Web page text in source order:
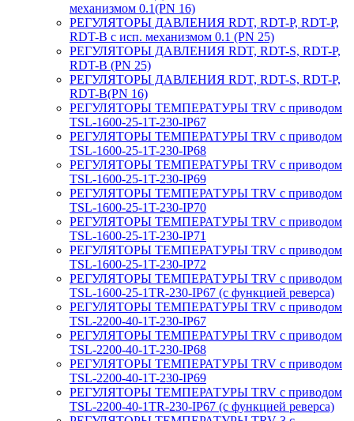
механизмом 0.1(PN 16)
РЕГУЛЯТОРЫ ДАВЛЕНИЯ RDT, RDT-P, RDT-P,
RDT-B с исп. механизмом 0.1 (PN 25)
РЕГУЛЯТОРЫ ДАВЛЕНИЯ RDT, RDT-S, RDT-P,
RDT-B (PN 25)
РЕГУЛЯТОРЫ ДАВЛЕНИЯ RDT, RDT-S, RDT-P,
RDT-B(PN 16)
РЕГУЛЯТОРЫ ТЕМПЕРАТУРЫ TRV с приводом
TSL-1600-25-1T-230-IP67
РЕГУЛЯТОРЫ ТЕМПЕРАТУРЫ TRV с приводом
TSL-1600-25-1T-230-IP68
РЕГУЛЯТОРЫ ТЕМПЕРАТУРЫ TRV с приводом
TSL-1600-25-1T-230-IP69
РЕГУЛЯТОРЫ ТЕМПЕРАТУРЫ TRV с приводом
TSL-1600-25-1T-230-IP70
РЕГУЛЯТОРЫ ТЕМПЕРАТУРЫ TRV с приводом
TSL-1600-25-1T-230-IP71
РЕГУЛЯТОРЫ ТЕМПЕРАТУРЫ TRV с приводом
TSL-1600-25-1T-230-IP72
РЕГУЛЯТОРЫ ТЕМПЕРАТУРЫ TRV с приводом
TSL-1600-25-1TR-230-IP67 (с функцией реверса)
РЕГУЛЯТОРЫ ТЕМПЕРАТУРЫ TRV с приводом
TSL-2200-40-1T-230-IP67
РЕГУЛЯТОРЫ ТЕМПЕРАТУРЫ TRV с приводом
TSL-2200-40-1T-230-IP68
РЕГУЛЯТОРЫ ТЕМПЕРАТУРЫ TRV с приводом
TSL-2200-40-1T-230-IP69
РЕГУЛЯТОРЫ ТЕМПЕРАТУРЫ TRV с приводом
TSL-2200-40-1TR-230-IP67 (с функцией реверса)